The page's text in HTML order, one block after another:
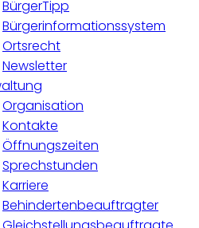
BürgerTipp
Bürgerinformationssystem
Ortsrecht
Newsletter
Organisation
Kontakte
Öffnungszeiten
Sprechstunden
Karriere
Behindertenbeauftragter